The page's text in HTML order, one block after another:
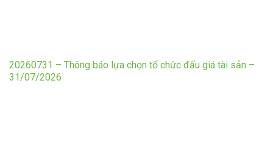
20260731 – Thông báo lựa chọn tổ chức đấu giá tài sản –
31/07/2026